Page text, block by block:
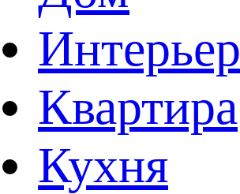
Интерьер
Квартира
Кухня